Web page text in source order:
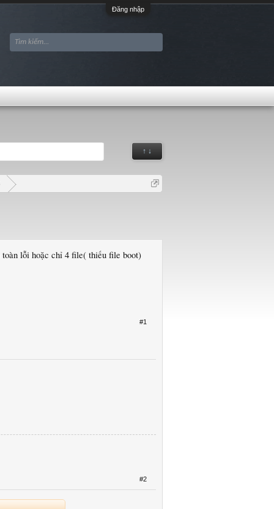
Đăng nhập
↑ ↓
lỗi hoặc chỉ 4 file( thiếu file boot)
#1
#2